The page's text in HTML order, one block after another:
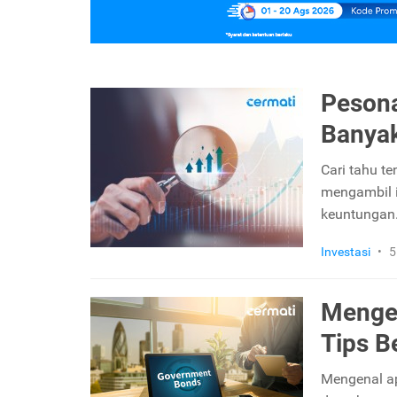
Cari tahu
mengambil
Investasi •
Tips
Mengenal